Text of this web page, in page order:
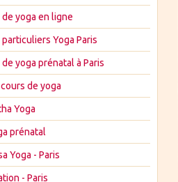
de yoga en ligne
Yoga Paris
yoga prénatal à Paris
de yoga
Yoga
prénatal
Yoga - Paris
- Paris